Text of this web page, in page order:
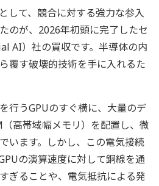
して、競合に対する強力な参入
のが、2026年初頭に完了したセ
AI）社の買収です。半導体の内
覆す破壊的技術を手に入れるた
行うGPUのすぐ横に、大量のデ
高帯域幅メモリ）を配置し、微
います。しかし、この電気接続
の演算速度に対して銅線を通
ぎることや、電気抵抗による発